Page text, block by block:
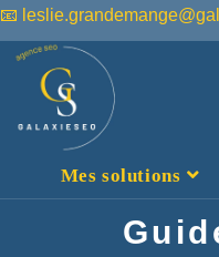
📧
Mes solutions